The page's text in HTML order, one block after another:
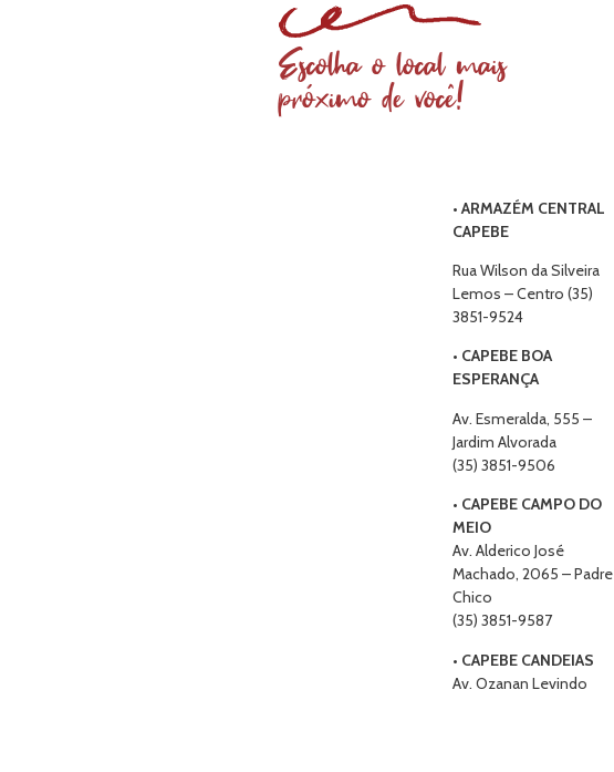
Escolha o local mais
próximo de você!
• ARMAZÉM CENTRAL
CAPEBE
Rua Wilson da Silveira
Lemos – Centro (35)
3851-9524
• CAPEBE BOA
ESPERANÇA
Av. Esmeralda, 555 –
Jardim Alvorada
(35) 3851-9506
• CAPEBE CAMPO DO
MEIO
Av. Alderico José
Machado, 2065 – Padre
Chico
(35) 3851-9587
• CAPEBE CANDEIAS
Av. Ozanan Levindo